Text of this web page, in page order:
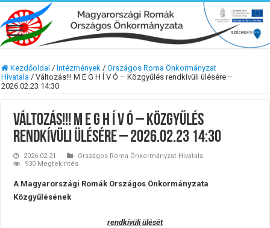
Kezdőoldal / Intézmények / Országos Roma Önkormányzat
Hivatala / Változás!!! M E G H Í V Ó – Közgyűlés rendkívüli ülésére –
2026.02.23 14:30
Változás!!! M E G H Í V Ó – Közgyűlés
rendkívüli ülésére – 2026.02.23 14:30
2026.02.21
Országos Roma Önkormányzat Hivatala
930 Megtekintés
A Magyarországi Romák Országos Önkormányzata
Közgyűlésének
rendkívüli ülését